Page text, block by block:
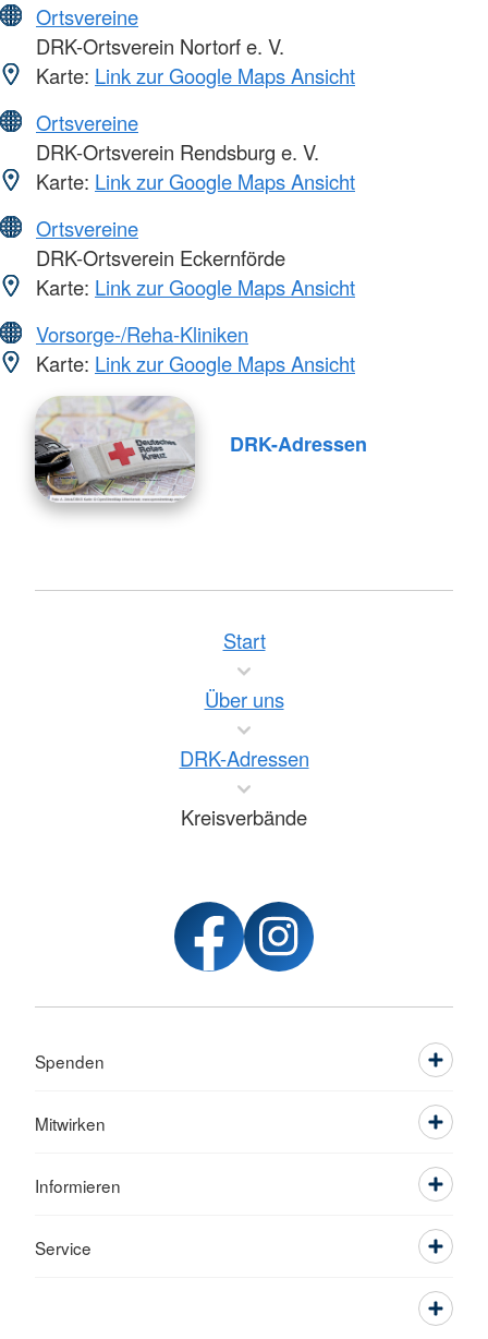
Ortsvereine
DRK-Ortsverein Nortorf e. V.
Karte: Link zur Google Maps Ansicht
Ortsvereine
DRK-Ortsverein Rendsburg e. V.
Karte: Link zur Google Maps Ansicht
Ortsvereine
DRK-Ortsverein Eckernförde
Karte: Link zur Google Maps Ansicht
Vorsorge-/Reha-Kliniken
Karte: Link zur Google Maps Ansicht
DRK-Adressen
Start
Über uns
DRK-Adressen
Kreisverbände
Spenden
Mitwirken
Informieren
Service